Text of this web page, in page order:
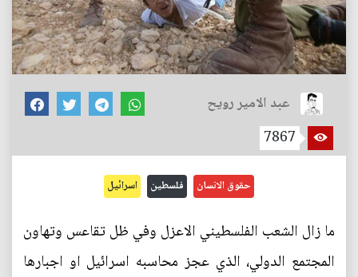
عبد الامير رويح
7867
حقوق الانسان فلسطين اسرائيل
ما زال الشعب الفلسطيني الاعزل وفي ظل تقاعس وتهاون
المجتمع الدولي، الذي عجز محاسبه اسرائيل او اجبارها